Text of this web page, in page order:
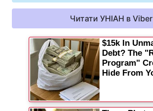
Відео з Youtube Статті
Інтерв'ю Думки
Вакансії
Контакти
Читати УНІАН в Viber